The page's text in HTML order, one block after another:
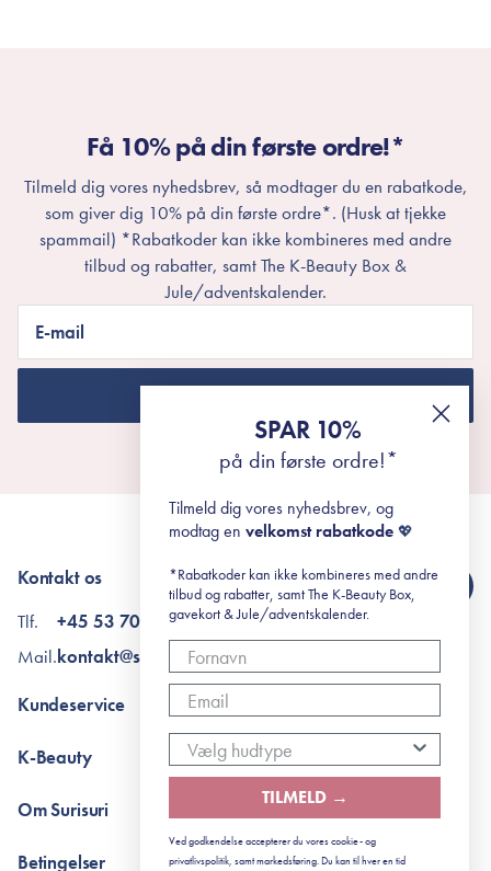
Få 10% på din første ordre!*
Tilmeld dig vores nyhedsbrev, så modtager du en rabatkode,
som giver dig 10% på din første ordre*. (Husk at tjekke
spammail) *Rabatkoder kan ikke kombineres med andre
tilbud og rabatter, samt The K-Beauty Box &
Jule/adventskalender.
E-mail
Kontakt os
Tlf.
Mail.
+45 53 70 97 24
kontakt@surisuri.dk
Kundeservice
The K-Beauty Box - spørgsmål og svar
RE-ZIP
K-Beauty
Retinol for begyndere
surisuri's mini guide til rosacea
Om Surisuri
Betingelser
SPAR 10%
på din første ordre!*
Tilmeld dig vores nyhedsbrev, og
modtag en velkomst rabatkode 💖
*Rabatkoder kan ikke kombineres med andre
tilbud og rabatter, samt The K-Beauty Box,
gavekort & Jule/adventskalender.
TILMELD →
Ved godkendelse accepterer du vores cookie- og
privatlivspolitik, samt markedsføring. Du kan til hver en tid